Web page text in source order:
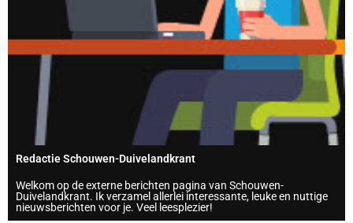
Redactie Schouwen-Duivelandkrant
Welkom op de externe berichten pagina van Schouwen-
Duivelandkrant. Ik verzamel allerlei interessante, leuke en nuttige
nieuwsberichten voor je. Veel leesplezier!